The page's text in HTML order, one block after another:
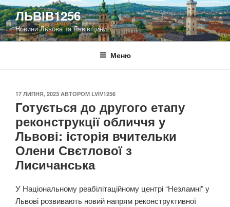
Перейти
до
вмісту
ЛЬВІВ1256
Новини Львова та Львівщини
Меню
ОПУБЛІКОВАНО
17 ЛИПНЯ, 2023 АВТОРОМ LVIV1256
Готується до другого етапу
реконструкції обличчя у
Львові: історія вчительки
Олени Свєтлової з
Лисичанська
У Національному реабілітаційному центрі “Незламні” у
Львові розвивають новий напрям реконструктивної